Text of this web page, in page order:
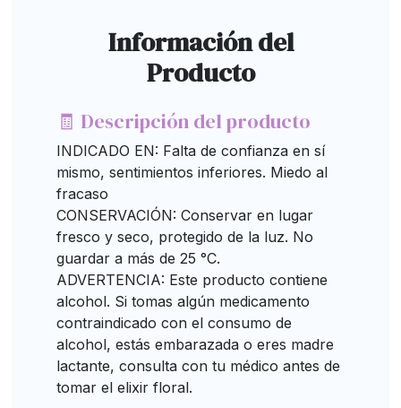
Información del
Producto
🧾 Descripción del producto
INDICADO EN: Falta de confianza en sí
mismo, sentimientos inferiores. Miedo al
fracaso
CONSERVACIÓN: Conservar en lugar
fresco y seco, protegido de la luz. No
guardar a más de 25 °C.
ADVERTENCIA: Este producto contiene
alcohol. Si tomas algún medicamento
contraindicado con el consumo de
alcohol, estás embarazada o eres madre
lactante, consulta con tu médico antes de
tomar el elixir floral.